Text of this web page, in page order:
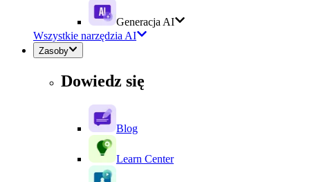
Generacja AI
Wszystkie narzędzia AI
Zasoby
Dowiedz się
Blog
Learn Center